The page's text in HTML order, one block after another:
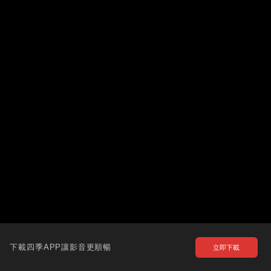
下載四季APP讓影音更順暢 立即下載